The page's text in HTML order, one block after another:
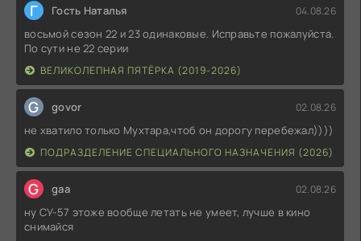
Г Гость Наталья 04.08.26
восьмой сезон 22 и 23 одинаковые. Исправьте пожалуйста.
По сути не 22 серии
ВЕЛИКОЛЕПНАЯ ПЯТЁРКА (2019-2026)
G govor 02.08.26
не хватило только Мухтара,чтоб он дорогу перебежал))))
ПОДРАЗДЕЛЕНИЕ СПЕЦИАЛЬНОГО НАЗНАЧЕНИЯ (2026)
G gaa 02.08.26
ну СУ-57 этоже вообще летать не умеет, лучше в кино
снимайся